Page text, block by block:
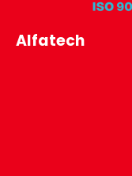
Alfatech